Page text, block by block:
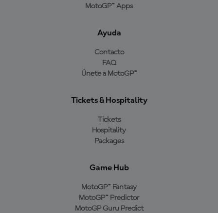
MotoGP™ Apps
Ayuda
Contacto
FAQ
Únete a MotoGP™
Tickets & Hospitality
Tickets
Hospitality
Packages
Game Hub
MotoGP™ Fantasy
MotoGP™ Predictor
MotoGP Guru Predict